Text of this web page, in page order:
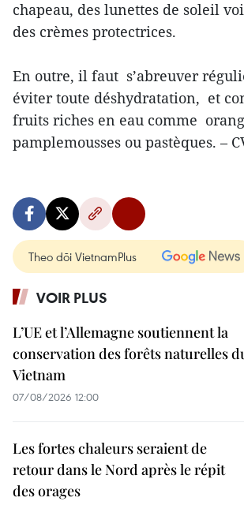
chapeau, des lunettes de soleil
des crèmes protectrices.
En outre, il faut s’abreuver
éviter toute déshydratation, et
fruits riches en eau comme
pamplemousses ou pastèques. –
Theo dõi VietnamPlus
VOIR PLUS
L’UE et l’Allemagne soutiennent la
conservation des forêts naturelles
Vietnam
07/08/2026 12:00
Les fortes chaleurs seraient de
retour dans le Nord après le répit
des orages